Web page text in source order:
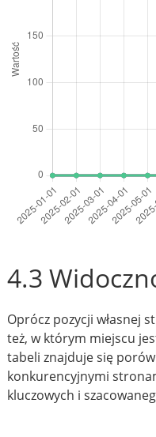
4.3
Oprócz pozycji własnej
też, w którym miejscu
tabeli znajduje się
konkurencyjnymi
kluczowych i